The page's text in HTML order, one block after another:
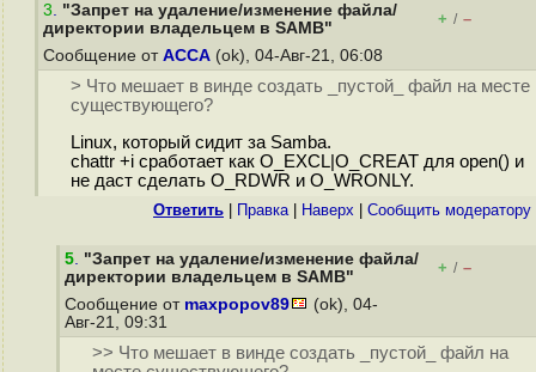
3. "Запрет на удаление/изменение файла/
директории владельцем в SAMB"
+ / –
Сообщение от ACCA (ok), 04-Авг-21, 06:08
> Что мешает в винде создать _пустой_ файл на месте
существующего?
Linux, который сидит за Samba.
chattr +i сработает как O_EXCL|O_CREAT для open() и
не даст сделать O_RDWR и O_WRONLY.
Ответить Правка| Наверх Cообщить модератору
5. "Запрет на удаление/изменение файла/
директории владельцем в SAMB"
+ / –
Сообщение от maxpopov89
(ok), 04-
Авг-21, 09:31
>> Что мешает в винде создать _пустой_ файл на